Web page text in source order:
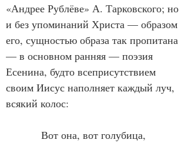
«Андрее Рублёве» А. Тарковского; но
и без упоминаний Христа — образом
его, сущностью образа так пропитана
— в основном ранняя — поэзия
Есенина, будто всеприсутствием
своим Иисус наполняет каждый луч,
всякий колос:
            Вот она, вот голубица,